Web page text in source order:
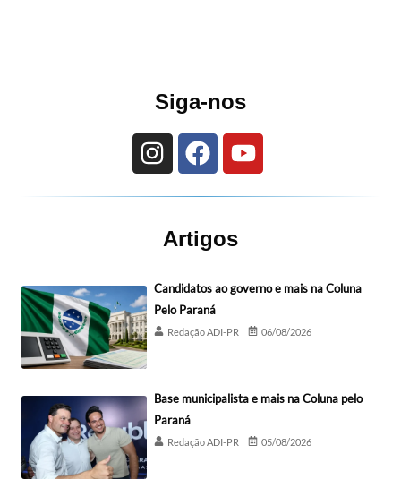
Siga-nos
Artigos
Candidatos ao governo e mais na Coluna
Pelo Paraná
Redação ADI-PR 06/08/2026
Base municipalista e mais na Coluna pelo
Paraná
Redação ADI-PR 05/08/2026